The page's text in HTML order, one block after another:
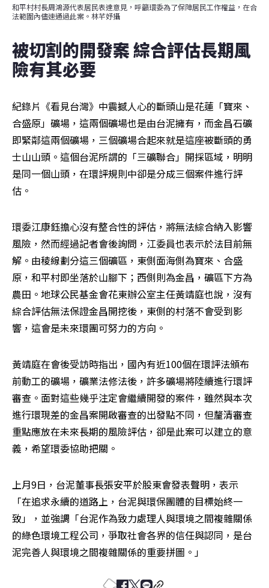
和平村村長周鴻源代表居民表達意見，呼籲環委為了保障居民工作權益，在合
法範圍內儘速通過此案。林芊妤攝
被切割的開發案 綜合評估長期風
險有其必要
紀錄片《看見台灣》中震撼人心的斷頭山是花蓮「寶來、
合盛原」礦場，這兩個礦場也是由台泥擁有，而金昌石礦
即緊鄰這兩個礦場，三個礦場合起來就是這座被斷頭的勇
士山山頭。這個台泥所謂的「三礦聯合」開採區域，明明
是同一個山頭，在環評規則中卻是分成三個案件進行評
估。
環委江康鈺擔心沒有整合性的評估，將無法綜合納入影響
風險，然而經過記者會後詢問，江委員也表示於法目前無
解。由稜線劃分這三個礦區，東側面海側為寶來、合盛
原，和平村即坐落於山腳下；西側則為金昌，礦區下方為
農田。地球公民基金會花東辦公室主任黃靖庭也說，沒有
綜合評估無法保證金昌開挖後，東側的村落不會受到影
響，這會是未來環團可努力的方向。
黃靖庭在會後受訪時指出，國內有近100個在環評法頒布
前動工的礦場，礦業法修法後，許多礦場將陸續進行環評
審查。面對這些幾乎注定會繼續開發的案件，雖然與本次
進行環現差的金昌案開啟審查的出發點不同，但釐清審查
重點應放在未來長期的風險評估，卻是此案可以建立的意
義，希望環委協助把關。
上月9日，台泥董事長張安平於股東會發表聲明，表示
「在追求永續的道路上，台泥與環保團體的目標始終一
致」，並強調「台泥作為致力處理人與環境之間複雜關係
的綠色環境工程公司，爭取社會各界的信任與認同，是台
泥完善人與環境之間複雜關係的重要拼圖。」